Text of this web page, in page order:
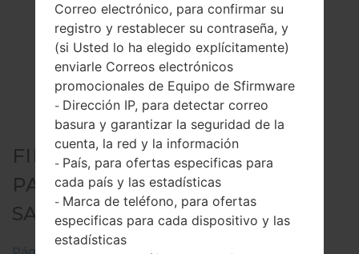
FIRMWARE OFICIAL #124202
PARA SM-J710MN -
SAMSUNGGALAXY J7 2016
Correo electrónico, para confirmar su
registro y restablecer su contraseña, y
(si Usted lo ha elegido explícitamente)
enviarle Correos electrónicos
promocionales de Equipo de Sfirmware
- Dirección IP, para detectar correo
basura y garantizar la seguridad de la
cuenta, la red y la información
- País, para ofertas especificas para
cada país y las estadísticas
- Marca de teléfono, para ofertas
especificas para cada dispositivo y las
estadísticas